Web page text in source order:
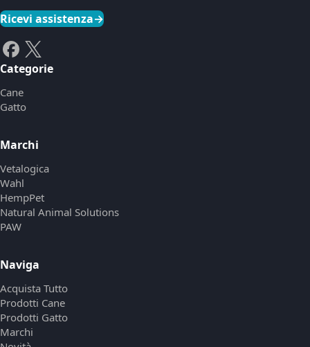
Ricevi assistenza→
Categorie
Cane
Gatto
Marchi
Vetalogica
Wahl
HempPet
Natural Animal Solutions
PAW
Naviga
Acquista Tutto
Prodotti Cane
Prodotti Gatto
Marchi